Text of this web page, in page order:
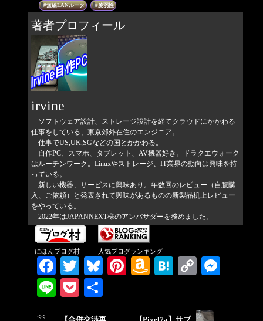
無線LANルータ 脆弱性
著者プロフィール
irvine
ソフトウェア設計、ストレージ設計を経てクラウドにかかわる
仕事をしている、東京郊外在住のエンジニア。
仕事でUS,UK,SGなどの国とかかわる。
自作PC、スマホ、タブレット、AV機器好き。ドラクエウォーク
はルーチンワーク。Linuxやストレージ、IT業界の動向は興味を持
っている。
新しい機器、サービスに興味あり。年数回のレビュー（自腹購
入、ご依頼）と発表されて興味があるものの新製品机上レビュー
をやっている。
2022年はJAPANNEXT様のアンバサダーを務めました。
にほんブログ村 人気ブログランキング
FacebookTwitter Bluesky PinterestAmazonHatena
Copy
Line Pocket
<<